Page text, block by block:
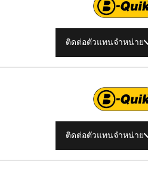
ติดต่อตัวแทนจำหน่าย
ติดต่อตัวแทนจำหน่าย